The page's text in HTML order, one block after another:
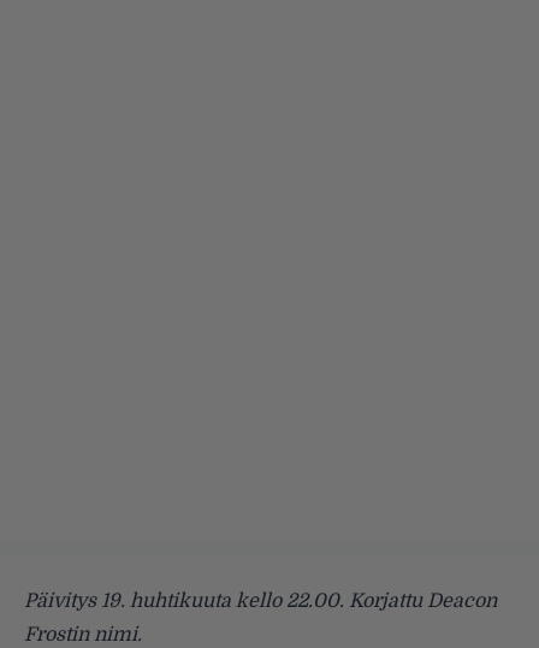
Päivitys 19. huhtikuuta kello 22.00. Korjattu Deacon
Frostin nimi.